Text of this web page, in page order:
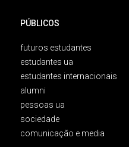
PÚBLICOS
futuros estudantes
estudantes ua
estudantes internacionais
alumni
pessoas ua
sociedade
comunicação e media